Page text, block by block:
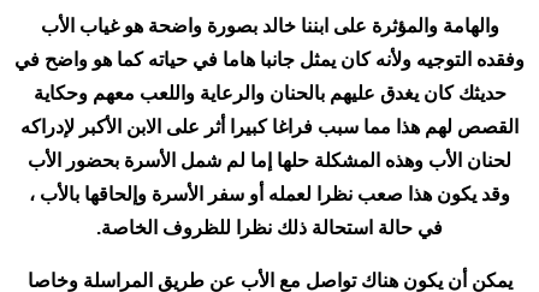
والهامة والمؤثرة على ابننا خالد بصورة واضحة هو غياب الأب
وفقده التوجيه ولأنه كان يمثل جانبا هاما في حياته كما هو واضح في
حديثك كان يغدق عليهم بالحنان والرعاية واللعب معهم وحكاية
القصص لهم هذا مما سبب فراغا كبيرا أثر على الابن الأكبر لإدراكه
لحنان الأب وهذه المشكلة حلها إما لم شمل الأسرة بحضور الأب
وقد يكون هذا صعب نظرا لعمله أو سفر الأسرة وإلحاقها بالأب ،
في حالة استحالة ذلك نظرا للظروف الخاصة.
يمكن أن يكون هناك تواصل مع الأب عن طريق المراسلة وخاصا